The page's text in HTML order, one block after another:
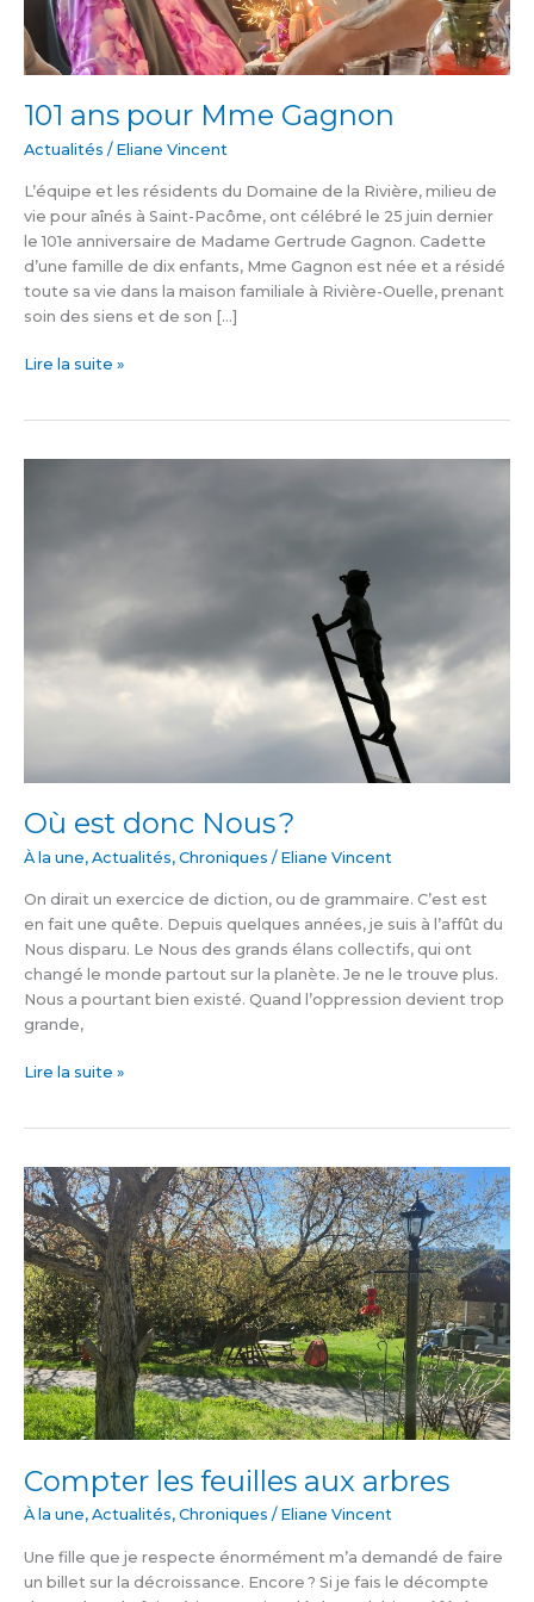
101 ans pour Mme Gagnon
Actualités / Eliane Vincent
L’équipe et les résidents du Domaine de la Rivière, milieu de
vie pour aînés à Saint-Pacôme, ont célébré le 25 juin dernier
le 101e anniversaire de Madame Gertrude Gagnon. Cadette
d’une famille de dix enfants, Mme Gagnon est née et a résidé
toute sa vie dans la maison familiale à Rivière-Ouelle, prenant
soin des siens et de son […]
Lire la suite »
Où est donc Nous ?
À la une, Actualités, Chroniques / Eliane Vincent
On dirait un exercice de diction, ou de grammaire. C’est est
en fait une quête. Depuis quelques années, je suis à l’affût du
Nous disparu. Le Nous des grands élans collectifs, qui ont
changé le monde partout sur la planète. Je ne le trouve plus.
Nous a pourtant bien existé. Quand l’oppression devient trop
grande,
Lire la suite »
Compter les feuilles aux arbres
À la une, Actualités, Chroniques / Eliane Vincent
Une fille que je respecte énormément m’a demandé de faire
un billet sur la décroissance. Encore ? Si je fais le décompte
Compter
les
feuilles
aux
arbres